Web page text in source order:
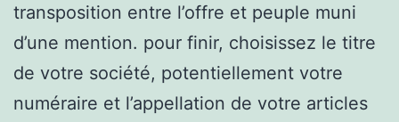
transposition entre l’offre et peuple muni
d’une mention. pour finir, choisissez le titre
de votre société, potentiellement votre
numéraire et l’appellation de votre articles